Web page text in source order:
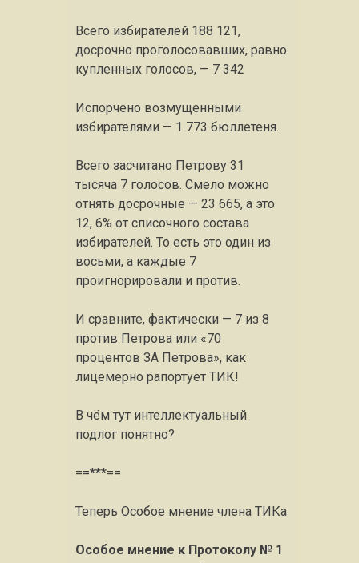
Всего избирателей 188 121,
досрочно проголосовавших, равно
купленных голосов, — 7 342
Испорчено возмущенными
избирателями — 1 773 бюллетеня.
Всего засчитано Петрову 31
тысяча 7 голосов. Смело можно
отнять досрочные — 23 665, а это
12, 6% от списочного состава
избирателей. То есть это один из
восьми, а каждые 7
проигнорировали и против.
И сравните, фактически — 7 из 8
против Петрова или «70
процентов ЗА Петрова», как
лицемерно рапортует ТИК!
В чём тут интеллектуальный
подлог понятно?
==***==
Теперь Особое мнение члена ТИКа
Особое мнение к Протоколу № 1